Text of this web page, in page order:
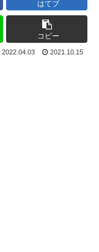
はてブ
コピー
2022.04.03 2021.10.15